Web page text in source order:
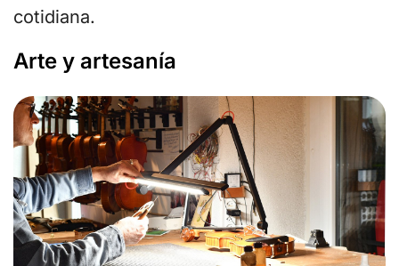
cotidiana.
Arte y artesanía